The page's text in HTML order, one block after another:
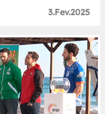
3.Fev.2025